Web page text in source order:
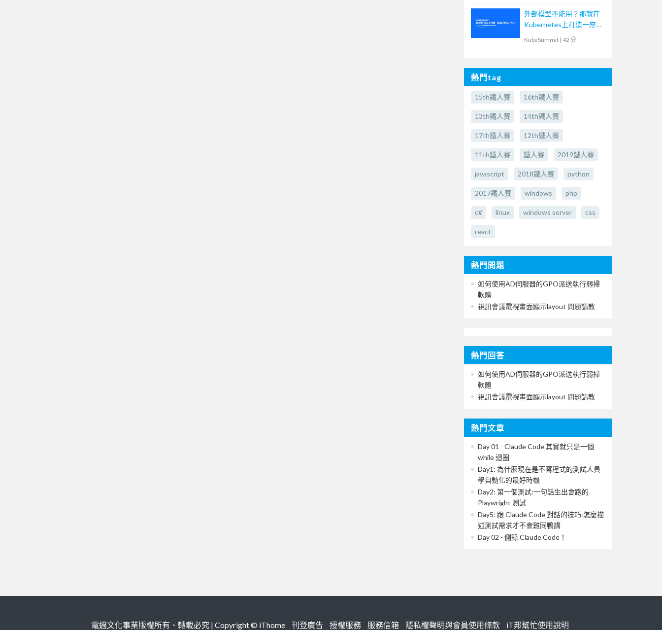
外部模型不能用？那就在
Kubernetes上打造一座自
KubeSummit | 42 分
熱門tag
15th鐵人賽 16th鐵人賽
13th鐵人賽 14th鐵人賽
17th鐵人賽 12th鐵人賽
11th鐵人賽 鐵人賽 2019鐵人賽
javascript 2018鐵人賽 python
2017鐵人賽 windows php
c# linux windows server css
react
熱門問題
如何使用AD伺服器的GPO派送執行弱掃
軟體
視訊會議電視畫面顯示layout 問題請教
熱門回答
如何使用AD伺服器的GPO派送執行弱掃
軟體
視訊會議電視畫面顯示layout 問題請教
熱門文章
Day 01 - Claude Code 其實就只是一個
while 迴圈
Day1: 為什麼現在是不寫程式的測試人員
學自動化的最好時機
Day2: 第一個測試:一句話生出會跑的
Playwright 測試
Day5: 跟 Claude Code 對話的技巧:怎麼描
述測試需求才不會雞同鴨講
Day 02 - 側錄 Claude Code！
電週文化事業版權所有、轉載必究 | Copyright © iThome 刊登廣告 授權服務 服務信箱 隱私權聲明與會員使用條款 iT邦幫忙使用說明